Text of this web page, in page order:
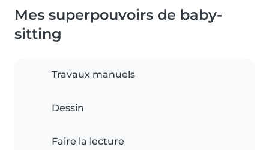
Mes superpouvoirs de baby-
sitting
Travaux manuels
Dessin
Faire la lecture